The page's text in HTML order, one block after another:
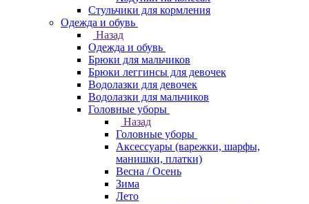
Стульчики для кормления
Одежда и обувь
Назад
Одежда и обувь
Брюки для мальчиков
Брюки леггинсы для девочек
Водолазки для девочек
Водолазки для мальчиков
Головные уборы
Назад
Головные уборы
Аксессуары (варежки, шарфы,
манишки, платки)
Весна / Осень
Зима
Лето